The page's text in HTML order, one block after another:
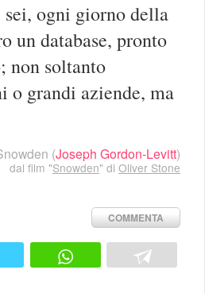
ogni giorno della
un database, pronto
non soltanto
o grandi aziende, ma
(Joseph Gordon-Levitt)
dal film "Snowden" di Oliver Stone
COMMENTA